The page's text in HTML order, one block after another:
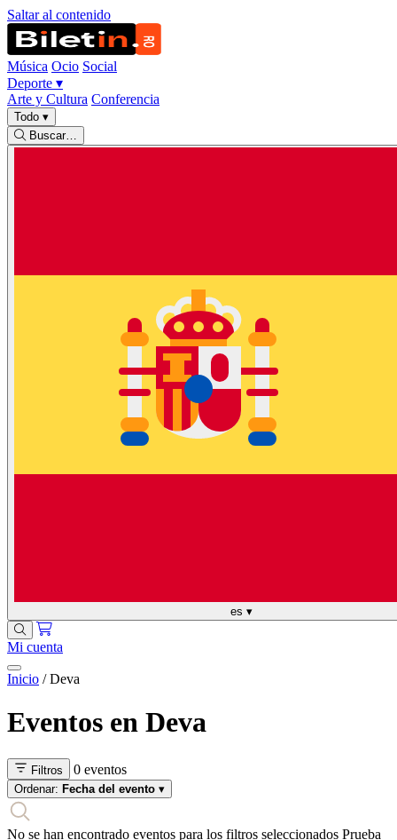
Saltar al contenido
Música Ocio Social
Deporte ▾
Arte y Cultura Conferencia
Todo ▾
Buscar…
es ▾
Mi cuenta
Inicio / Deva
Eventos en Deva
Filtros 0 eventos
Ordenar: Fecha del evento ▾
No se han encontrado eventos para los filtros seleccionados Prueba